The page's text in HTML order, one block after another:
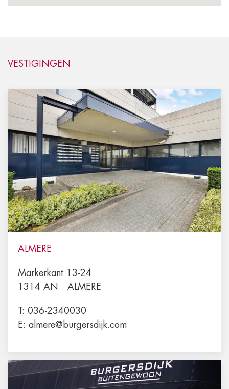
VESTIGINGEN
ALMERE
Markerkant 13-24
1314 AN
ALMERE
T: 036-2340030
E: almere@burgersdijk.com